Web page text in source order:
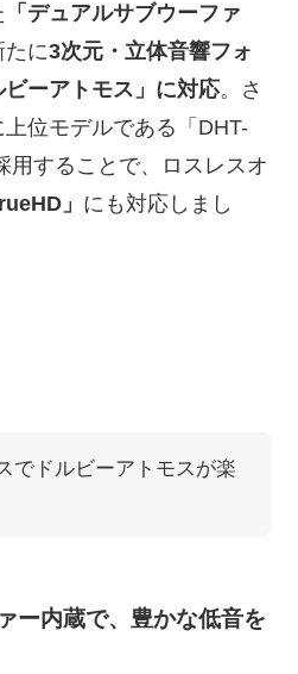
「デュアルサブウーファ
たに3次元・立体音響フォ
ーアトモス」に対応。さ
位モデルである「DHT-
用することで、ロスレスオ
」 にも対応しまし
でドルビーアトモスが楽
ー内蔵で、豊かな低音を